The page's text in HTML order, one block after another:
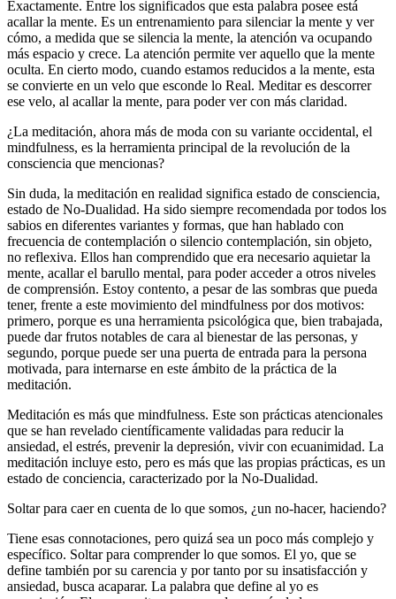
Exactamente. Entre los significados que esta palabra posee está
acallar la mente. Es un entrenamiento para silenciar la mente y ver
cómo, a medida que se silencia la mente, la atención va ocupando
más espacio y crece. La atención permite ver aquello que la mente
oculta. En cierto modo, cuando estamos reducidos a la mente, esta
se convierte en un velo que esconde lo Real. Meditar es descorrer
ese velo, al acallar la mente, para poder ver con más claridad.
¿La meditación, ahora más de moda con su variante occidental, el
mindfulness, es la herramienta principal de la revolución de la
consciencia que mencionas?
Sin duda, la meditación en realidad significa estado de consciencia,
estado de No-Dualidad. Ha sido siempre recomendada por todos los
sabios en diferentes variantes y formas, que han hablado con
frecuencia de contemplación o silencio contemplación, sin objeto,
no reflexiva. Ellos han comprendido que era necesario aquietar la
mente, acallar el barullo mental, para poder acceder a otros niveles
de comprensión. Estoy contento, a pesar de las sombras que pueda
tener, frente a este movimiento del mindfulness por dos motivos:
primero, porque es una herramienta psicológica que, bien trabajada,
puede dar frutos notables de cara al bienestar de las personas, y
segundo, porque puede ser una puerta de entrada para la persona
motivada, para internarse en este ámbito de la práctica de la
meditación.
Meditación es más que mindfulness. Este son prácticas atencionales
que se han revelado científicamente validadas para reducir la
ansiedad, el estrés, prevenir la depresión, vivir con ecuanimidad. La
meditación incluye esto, pero es más que las propias prácticas, es un
estado de conciencia, caracterizado por la No-Dualidad.
Soltar para caer en cuenta de lo que somos, ¿un no-hacer, haciendo?
Tiene esas connotaciones, pero quizá sea un poco más complejo y
específico. Soltar para comprender lo que somos. El yo, que se
define también por su carencia y por tanto por su insatisfacción y
ansiedad, busca acaparar. La palabra que define al yo es